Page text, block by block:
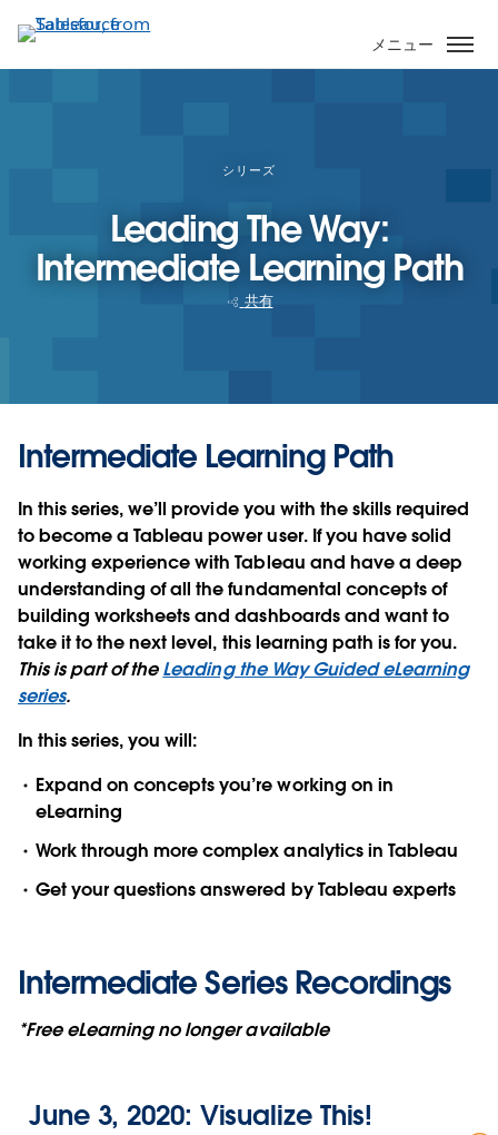
イ
ン
メニュー
シリーズ
Leading The Way:
Intermediate Learning Path
共有
Intermediate Learning Path
In this series, we’ll provide you with the skills required
to become a Tableau power user. If you have solid
working experience with Tableau and have a deep
understanding of all the fundamental concepts of
building worksheets and dashboards and want to
take it to the next level, this learning path is for you.
This is part of theLeading the Way Guided eLearning
series.
In this series, you will:
Expand on concepts you’re working on in
eLearning
Work through more complex analytics in Tableau
Get your questions answered by Tableau experts
Intermediate Series Recordings
*Free eLearning no longer available
June 3, 2020: Visualize This!